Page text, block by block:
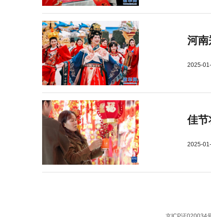
河南
2025-
佳
2025-